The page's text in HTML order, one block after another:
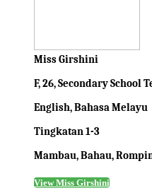
Miss Girshini
F, 26, Secondary School
English, Bahasa Melayu
Tingkatan 1-3
Mambau, Bahau,
View Miss Girshini